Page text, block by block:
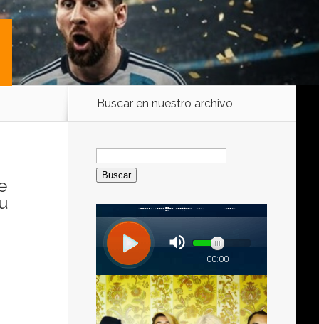
Buscar en nuestro archivo
Buscar: